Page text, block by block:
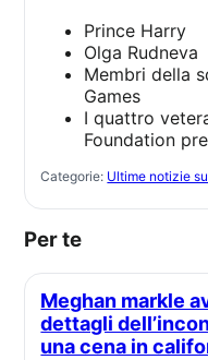
Prince Harry
Olga Rudneva
Membri della
Games
I quattro
Foundation
Categorie: Ultime notizie
Per te
Meghan markle avrebbe raccontato
dettagli
una cena in